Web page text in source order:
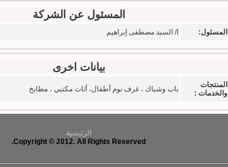
المسئول عن الشركة
المسئول: ا/ السيد مصطفى إبراهيم
بيانات اخرى
المنتجات
والخدمات :
باب وشباك ، غرف نوم أطفال، أثاث مكتبي ، مطابخ
الرئيسية
Copyright © 2012. All Rights Reserved.